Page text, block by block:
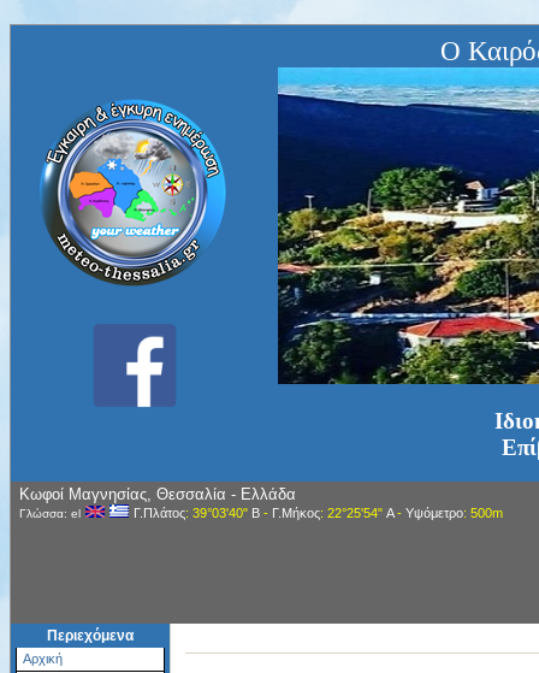
Ο
Κωφοί Μαγνησίας, Θεσσαλία - Ελλάδα
Γλώσσα: el Γ.Πλάτος: 39°03'40" Β- Γ.Μήκος: 22°25'54" Α- Υψόμετρο: 500m
Περιεχόμενα
Αρχική